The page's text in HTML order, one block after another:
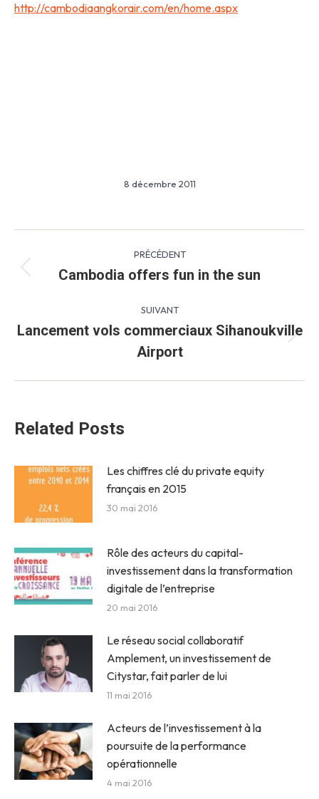
http://cambodiaangkorair.com/en/home.aspx
8 décembre 2011
article
PRÉCÉDENT
Article
:
Cambodia offers fun in the sun
SUIVANT
suivant
Lancement vols commerciaux Sihanoukville
Airport
Related Posts
Les chiffres clé du private equity
français en 2015
30 mai 2016
Rôle des acteurs du capital-
investissement dans la transformation
digitale de l’entreprise
20 mai 2016
Le réseau social collaboratif
Amplement, un investissement de
Citystar, fait parler de lui
11 mai 2016
Acteurs de l’investissement à la
poursuite de la performance
opérationnelle
4 mai 2016